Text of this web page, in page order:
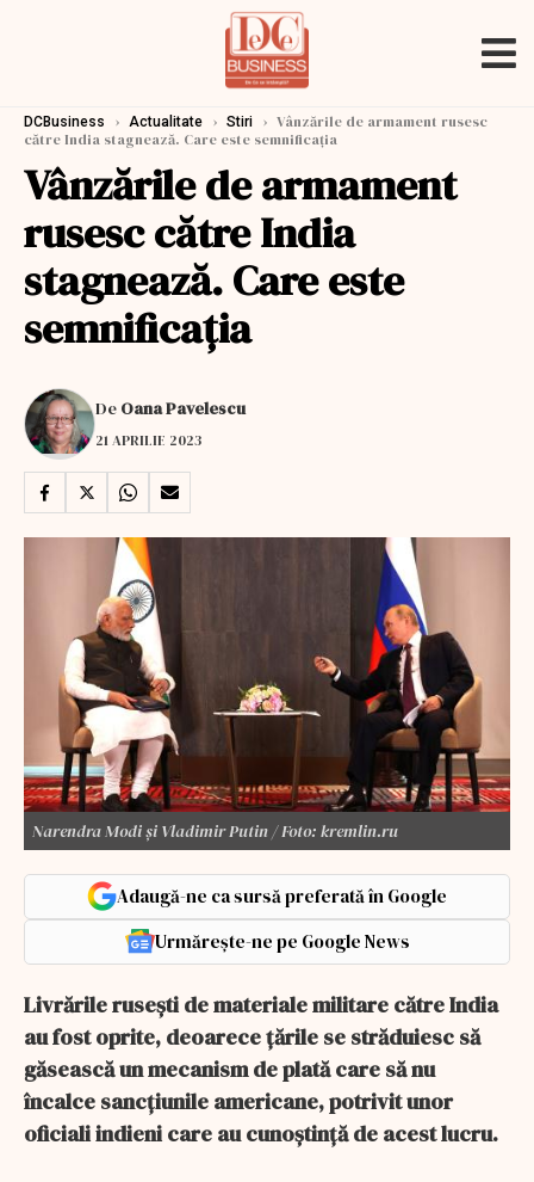
DCBusiness › Actualitate › Stiri › Vânzările de armament rusesc
către India stagnează. Care este semnificația
Vânzările de armament
rusesc către India
stagnează. Care este
semnificația
De Oana Pavelescu
21 APRILIE 2023
Narendra Modi și Vladimir Putin / Foto: kremlin.ru
Adaugă-ne ca sursă preferată în Google
Urmărește-ne pe Google News
Livrările rusești de materiale militare către India
au fost oprite, deoarece țările se străduiesc să
găsească un mecanism de plată care să nu
încalce sancțiunile americane, potrivit unor
oficiali indieni care au cunoștință de acest lucru.